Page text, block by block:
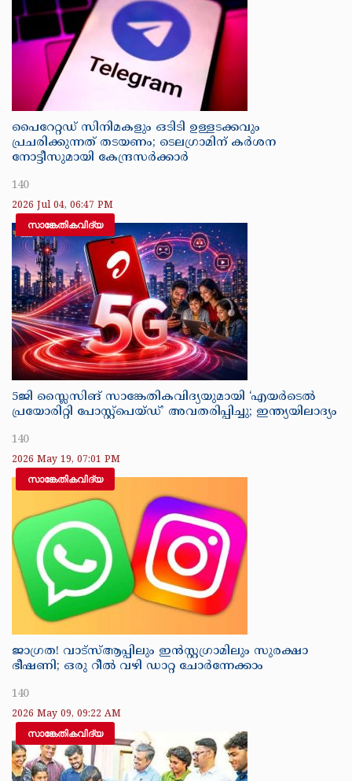
പൈറേറ്റഡ് സിനിമകളും ഒടിടി ഉള്ളടക്കവും
പ്രചരിക്കുന്നത് തടയണം; ടെലഗ്രാമിന് കർശന
നോട്ടീസുമായി കേന്ദ്രസർക്കാർ
140
2026 Jul 04, 06:47 PM
സാങ്കേതികവിദ്യ
5ജി സ്ലൈസിങ് സാങ്കേതികവിദ്യയുമായി ‘എയര്‍ടെല്‍
പ്രയോരിറ്റി പോസ്റ്റ്പെയ്ഡ്’ അവതരിപ്പിച്ചു; ഇന്ത്യയിലാദ്യം
140
2026 May 19, 07:01 PM
സാങ്കേതികവിദ്യ
ജാഗ്രത! വാട്‌സ്ആപ്പിലും ഇൻസ്റ്റഗ്രാമിലും സുരക്ഷാ
ഭീഷണി; ഒരു റീൽ വഴി ഡാറ്റ ചോർന്നേക്കാം
140
2026 May 09, 09:22 AM
സാങ്കേതികവിദ്യ